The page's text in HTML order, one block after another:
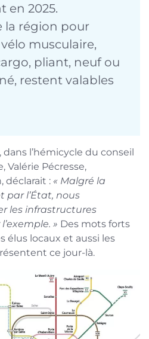
en 2025.
la région pour
vélo musculaire,
pliant, neuf ou
restent valables
l’hémicycle du conseil
Valérie Pécresse,
déclarait : « Malgré la
l’État, nous
les infrastructures
» Des mots forts
élus locaux et aussi les
ce jour-là.